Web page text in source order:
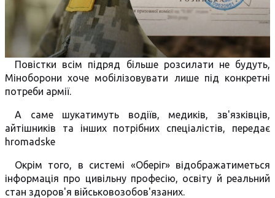
Повістки всім підряд більше розсилати не будуть,
Міноборони хоче мобілізовувати лише під конкретні
потреби армії.
А саме шукатимуть водіїв, медиків, зв'язківців,
айтішників та інших потрібних спеціалістів, передає
hromadske
Окрім того, в системі «Оберіг» відображатиметься
інформація про цивільну професію, освіту й реальний
стан здоров'я військовозобов'язаних.